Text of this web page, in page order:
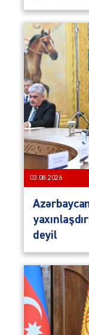
03.08.2026
deyil